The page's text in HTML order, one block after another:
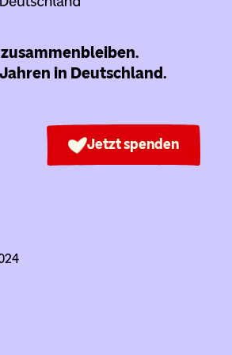
in Deutschland.
Jetzt spenden